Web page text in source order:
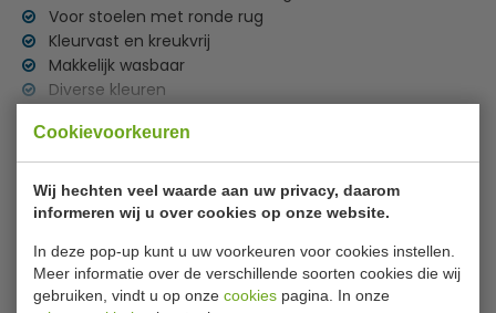
Cookievoorkeuren
Wij hechten veel waarde aan uw privacy, daarom
informeren wij u over cookies op onze website.
In deze pop-up kunt u uw voorkeuren voor cookies instellen.
Meer informatie over de verschillende soorten cookies die wij
gebruiken, vindt u op onze cookies pagina. In onze
Voor stoelen met ronde rug
Kleurvast en kreukvrij
Makkelijk wasbaar
Diverse kleuren
Wasvoorschrift
Machinewas op 40°C
Donkere kleuren apart
Nat ophangen
Voor kleuren geen bleekmiddelen gebruiken
Specificaties
Model
900402
Kleur
zwart
Wasbaar
40°C